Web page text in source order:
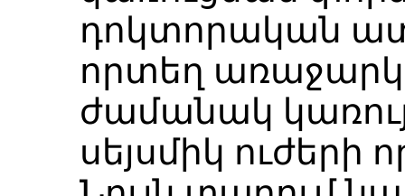
դոկտորական
որտեղ
ժամանակ
սեյսմիկ ուժերի